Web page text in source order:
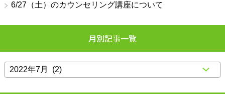
6/27（土）のカウンセリング講座について
月別記事一覧